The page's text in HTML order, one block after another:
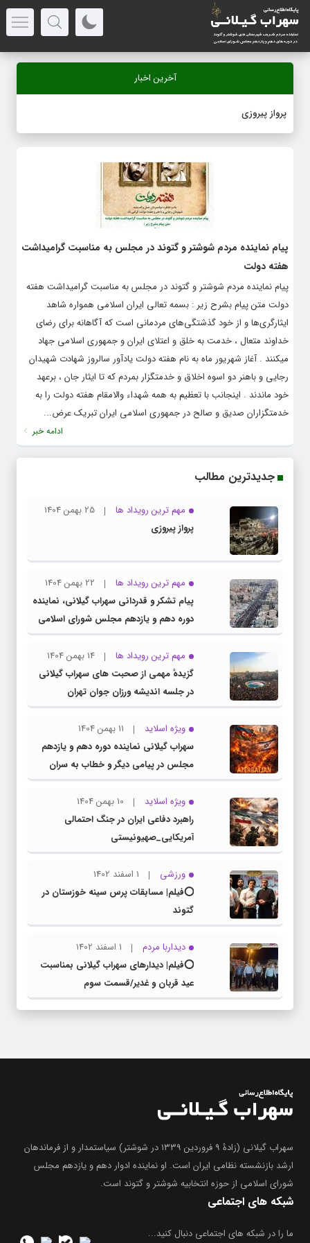
آخرین اخبار
پرواز پیروزی
پیام نماینده مردم شوشتر و گتوند در مجلس به مناسبت گرامیداشت
هفته دولت
پیام نماینده مردم شوشتر و گتوند در مجلس به مناسبت گرامیداشت هفته
دولت متن پیام بشرح زیر : بسمه تعالی ایران اسلامی همواره شاهد
ایثارگری‌ها و از خود گذشتگی‌های مردمانی است که آگاهانه برای رضای
خداوند متعال ، خدمت به خلق و اعتلای ایران و جمهوری اسلامی جهاد
میکنند . آغاز شهریور ماه به نام هفته دولت یادآور سالروز شهادت شهیدان
رجایی و باهنر دو اسوه اخلاق و خدمتگزار بمردم که تا ایثار جان ، برعهد
خود ماندند . اینجانب با تعظیم به همه شهداء والامقام هفته دولت را به
خدمتگزاران صدیق و صالح در جمهوری اسلامی ایران تبریک عرض...
ادامه خبر
جدیدترین مطالب
مهم ترین رویداد ها
25 بهمن 1404
پرواز پیروزی
مهم ترین رویداد ها
22 بهمن 1404
پیام تشکر و قدردانی سهراب گیلانی، نماینده
دوره دهم و یازدهم مجلس شورای اسلامی
از حضور پرشور ملت بزرگ و سرافراز ایران در
راهپیمایی ۲۲ بهمن
مهم ترین رویداد ها
14 بهمن 1404
گزیدهٔ مهمی از صحبت های سهراب گیلانی
در جلسه اندیشه ورزان جوان تهران
ویژه اسلاید
11 بهمن 1404
سهراب گیلانی نماینده دوره دهم و یازدهم
مجلس در پیامی دیگر و خطاب به سران
کشور همسایه آذربایجان
ویژه اسلاید
10 بهمن 1404
راهبرد دفاعی ایران در جنگ احتمالی
آمریکایی_صهیونیستی
ورزشی
1 اسفند 1402
⭕️فیلم| مسابقات پرس سینه خوزستان در
گتوند
دیداربا مردم
1 اسفند 1402
⭕️فیلم| دیدارهای سهراب گیلانی بمناسبت
عید قربان و غدیر/قسمت سوم
سهراب گیلانی (زادۀ ۹ فروردین ۱۳۳۹ در شوشتر) سیاستمدار و از فرماندهان
ارشد بازنشسته نظامی ایران است. او نماینده ادوار دهم و یازدهم مجلس
شورای اسلامی از حوزه انتخابیه شوشتر و گتوند است.
شبکه های اجتماعی
ما را در شبکه های اجتماعی دنبال کنید...